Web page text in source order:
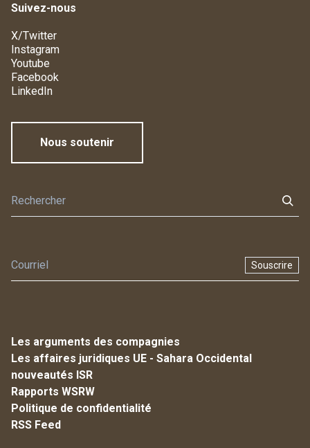
Suivez-nous
X/Twitter
Instagram
Youtube
Facebook
LinkedIn
Nous soutenir
Souscrire
Les arguments des compagnies
Les affaires juridiques UE - Sahara Occidental
nouveautés ISR
Rapports WSRW
Politique de confidentialité
RSS Feed